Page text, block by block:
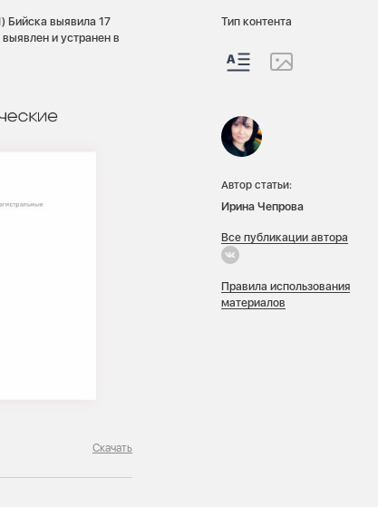
Бийска выявила 17
и устранен в
Скачать
Тип контента
Автор статьи:
Ирина Чепрова
Все публикации автора
Правила использования
материалов